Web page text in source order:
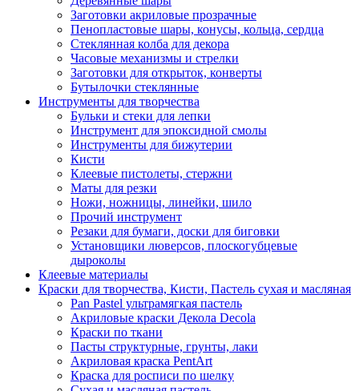
Заготовки акриловые прозрачные
Пенопластовые шары, конусы, кольца, сердца
Стеклянная колба для декора
Часовые механизмы и стрелки
Заготовки для открыток, конверты
Бутылочки стеклянные
Инструменты для творчества
Бульки и стеки для лепки
Инструмент для эпоксидной смолы
Инструменты для бижутерии
Кисти
Клеевые пистолеты, стержни
Маты для резки
Ножи, ножницы, линейки, шило
Прочий инструмент
Резаки для бумаги, доски для биговки
Установщики люверсов, плоскогубцевые
дыроколы
Клеевые материалы
Краски для творчества, Кисти, Пастель сухая и масляная
Pan Pastel ультрамягкая пастель
Акриловые краски Декола Decola
Краски по ткани
Пасты структурные, грунты, лаки
Акриловая краска PentArt
Краска для росписи по шелку